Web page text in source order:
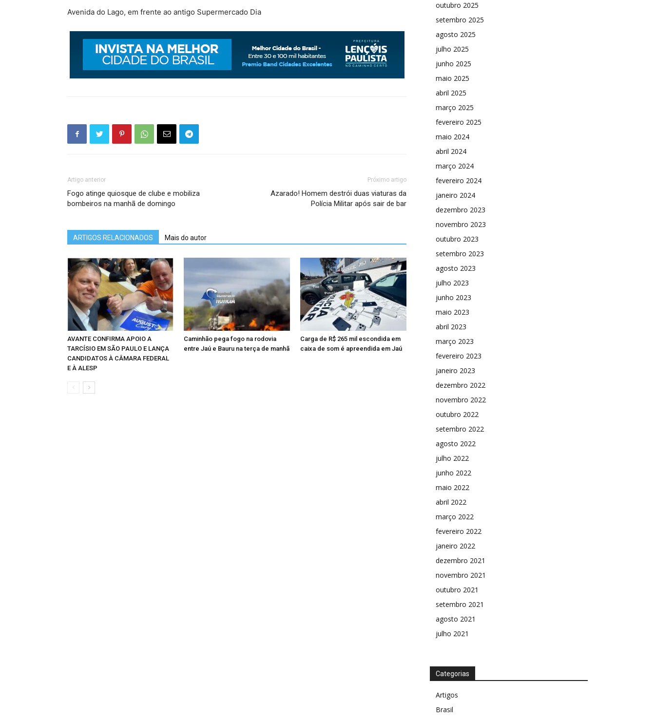
Avenida do Lago, em frente ao antigo Supermercado Dia
Artigo anterior
Fogo atinge quiosque de clube e mobiliza
bombeiros na manhã de domingo
Próximo artigo
Azarado! Homem destrói duas viaturas da
Polícia Militar após sair de bar
ARTIGOS RELACIONADOS Mais do autor
AVANTE CONFIRMA APOIO A
TARCÍSIO EM SÃO PAULO E LANÇA
CANDIDATOS À CÂMARA FEDERAL
E À ALESP
Caminhão pega fogo na rodovia
entre Jaú e Bauru na terça de manhã
Carga de R$ 265 mil escondida em
caixa de som é apreendida em Jaú
outubro 2025
setembro 2025
agosto 2025
julho 2025
junho 2025
maio 2025
abril 2025
março 2025
fevereiro 2025
maio 2024
abril 2024
março 2024
fevereiro 2024
janeiro 2024
dezembro 2023
novembro 2023
outubro 2023
setembro 2023
agosto 2023
julho 2023
junho 2023
maio 2023
abril 2023
março 2023
fevereiro 2023
janeiro 2023
dezembro 2022
novembro 2022
outubro 2022
setembro 2022
agosto 2022
julho 2022
junho 2022
maio 2022
abril 2022
março 2022
fevereiro 2022
janeiro 2022
dezembro 2021
novembro 2021
outubro 2021
setembro 2021
agosto 2021
julho 2021
Categorias
Artigos
Brasil